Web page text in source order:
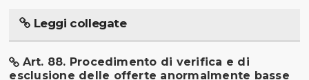
Leggi collegate
Art. 88. Procedimento di verifica e di
esclusione delle offerte anormalmente basse